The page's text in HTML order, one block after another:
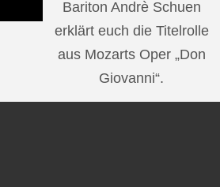
Bariton Andrè Schuen
erklärt euch die Titelrolle
aus Mozarts Oper „Don
Giovanni“.